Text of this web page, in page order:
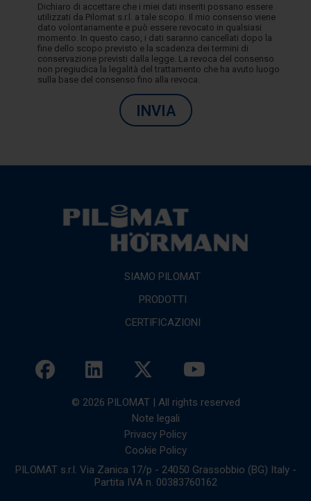
Dichiaro di accettare che i miei dati inseriti possano essere
utilizzati da Pilomat s.r.l. a tale scopo. Il mio consenso viene
dato volontariamente e può essere revocato in qualsiasi
momento. In questo caso, i dati saranno cancellati dopo la
fine dello scopo previsto e la scadenza dei termini di
conservazione previsti dalla legge. La revoca del consenso
non pregiudica la legalità del trattamento che ha avuto luogo
sulla base del consenso fino alla revoca.
INVIA
SIAMO PILOMAT
PRODOTTI
CERTIFICAZIONI
© 2026 PILOMAT | All rights reserved
Note legali
Privacy Policy
Cookie Policy
PILOMAT s.r.l. Via Zanica 17/p - 24050 Grassobbio (BG) Italy -
Partita IVA n. 00383760162